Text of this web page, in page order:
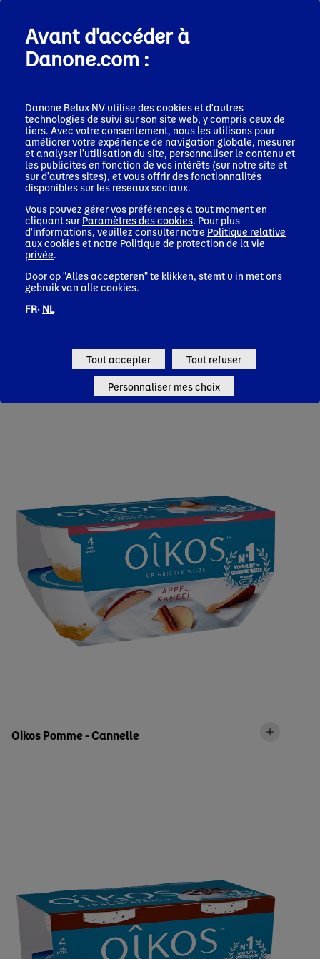
Oikos Pomme - Cannelle
Avant d'accéder à
Danone.com :
Danone Belux NV utilise des cookies et d'autres
technologies de suivi sur son site web, y compris ceux de
tiers. Avec votre consentement, nous les utilisons pour
améliorer votre expérience de navigation globale, mesurer
et analyser l'utilisation du site, personnaliser le contenu et
les publicités en fonction de vos intérêts (sur notre site et
sur d'autres sites), et vous offrir des fonctionnalités
disponibles sur les réseaux sociaux.
Vous pouvez gérer vos préférences à tout moment en
cliquant sur Paramètres des cookies . Pour plus
d'informations, veuillez consulter notre Politique relative
aux cookieset notre Politique de protection de la vie
privée
Door op "Alles accepteren" te klikken, stemt u in met ons
gebruik van alle cookies.
FR· NL
Tout accepter Tout refuser
Personnaliser mes choix